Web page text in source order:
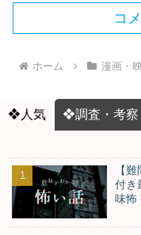
コ
ホーム 漫画・
❖人気 ❖調査・考察
【
付き
味怖